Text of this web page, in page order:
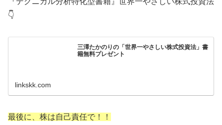
👇
三澤たかのりの「世界一やさしい株式投資法」書
籍無料プレゼント
linkskk.com
最後に、株は自己責任で！！